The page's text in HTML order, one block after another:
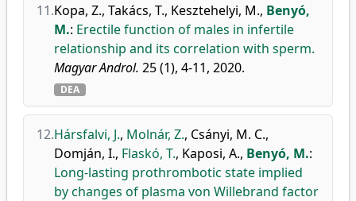
11.Kopa, Z., Takács, T., Kesztehelyi, M., Benyó,
M.: Erectile function of males in infertile
relationship and its correlation with sperm.
Magyar Androl. 25 (1), 4-11, 2020.
DEA
12.Hársfalvi, J., Molnár, Z., Csányi, M. C.,
Domján, I., Flaskó, T., Kaposi, A., Benyó, M.:
Long-lasting prothrombotic state implied
by changes of plasma von Willebrand factor